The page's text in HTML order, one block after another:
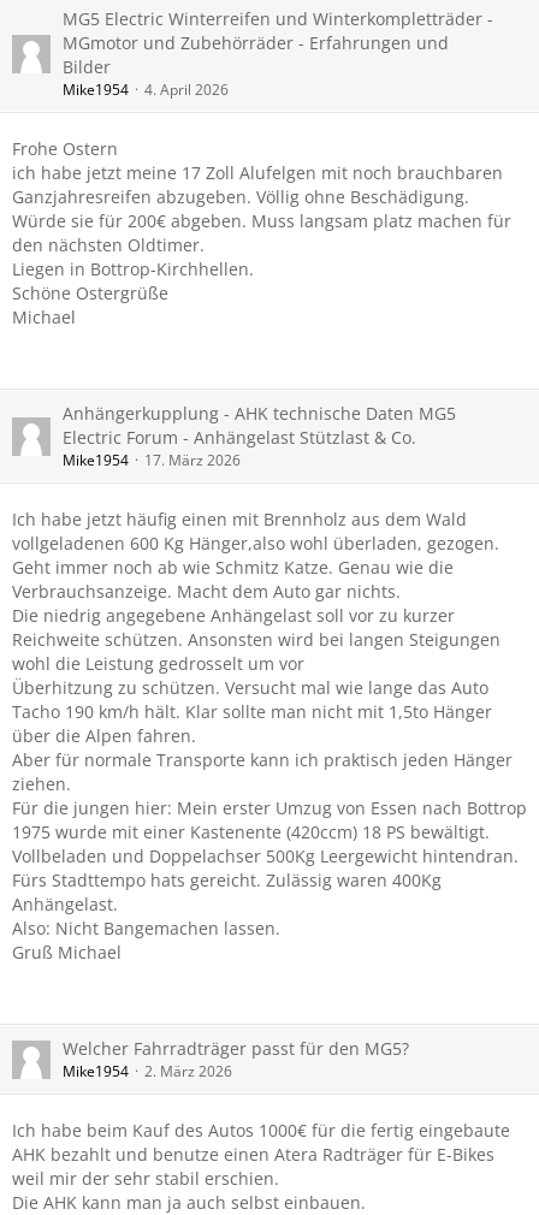
MG5 Electric Winterreifen und Winterkompletträder -
MGmotor und Zubehörräder - Erfahrungen und
Bilder
Mike1954 4. April 2026
Frohe Ostern
ich habe jetzt meine 17 Zoll Alufelgen mit noch brauchbaren
Ganzjahresreifen abzugeben. Völlig ohne Beschädigung.
Würde sie für 200€ abgeben. Muss langsam platz machen für
den nächsten Oldtimer.
Liegen in Bottrop-Kirchhellen.
Schöne Ostergrüße
Michael
Anhängerkupplung - AHK technische Daten MG5
Electric Forum - Anhängelast Stützlast & Co.
Mike1954 17. März 2026
Ich habe jetzt häufig einen mit Brennholz aus dem Wald
vollgeladenen 600 Kg Hänger,also wohl überladen, gezogen.
Geht immer noch ab wie Schmitz Katze. Genau wie die
Verbrauchsanzeige. Macht dem Auto gar nichts.
Die niedrig angegebene Anhängelast soll vor zu kurzer
Reichweite schützen. Ansonsten wird bei langen Steigungen
wohl die Leistung gedrosselt um vor
Überhitzung zu schützen. Versucht mal wie lange das Auto
Tacho 190 km/h hält. Klar sollte man nicht mit 1,5to Hänger
über die Alpen fahren.
Aber für normale Transporte kann ich praktisch jeden Hänger
ziehen.
Für die jungen hier: Mein erster Umzug von Essen nach Bottrop
1975 wurde mit einer Kastenente (420ccm) 18 PS bewältigt.
Vollbeladen und Doppelachser 500Kg Leergewicht hintendran.
Fürs Stadttempo hats gereicht. Zulässig waren 400Kg
Anhängelast.
Also: Nicht Bangemachen lassen.
Gruß Michael
Welcher Fahrradträger passt für den MG5?
Mike1954 2. März 2026
Ich habe beim Kauf des Autos 1000€ für die fertig eingebaute
AHK bezahlt und benutze einen Atera Radträger für E-Bikes
weil mir der sehr stabil erschien.
Die AHK kann man ja auch selbst einbauen.